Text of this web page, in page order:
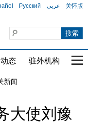
Русский عربي 关怀版
态 驻外机构 国
新闻
大使刘豫